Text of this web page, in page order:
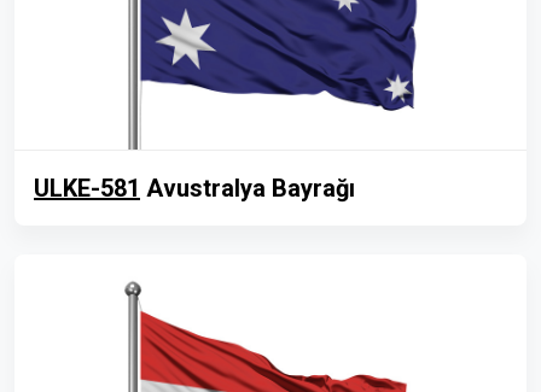
ULKE-581 Avustralya Bayrağı